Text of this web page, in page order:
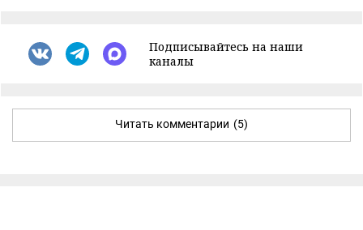
Подписывайтесь на наши
каналы
Читать комментарии (5)